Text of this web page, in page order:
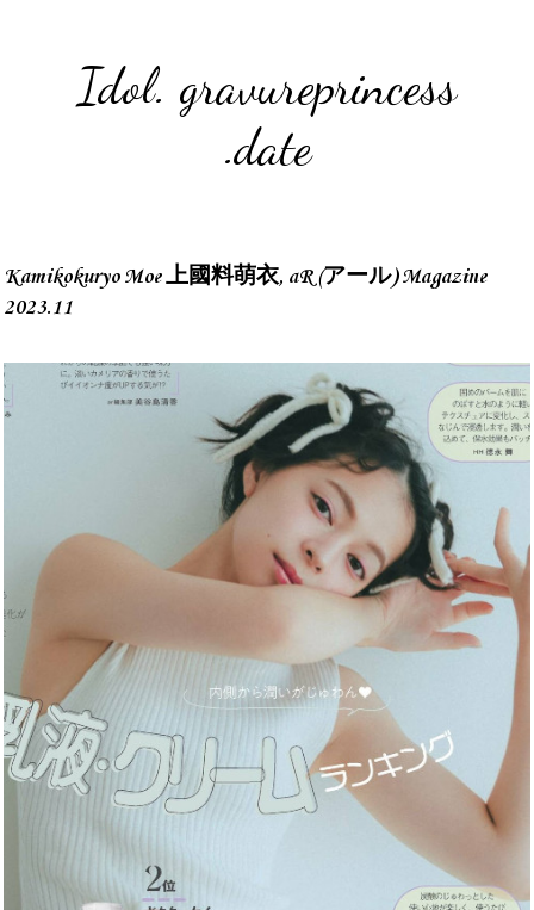
Idol. gravureprincess
.date
Kamikokuryo Moe 上國料萌衣, aR (アール) Magazine
2023.11